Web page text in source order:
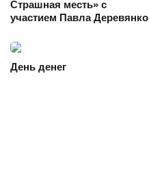
Страшная месть» с
участием Павла Деревянко
День денег